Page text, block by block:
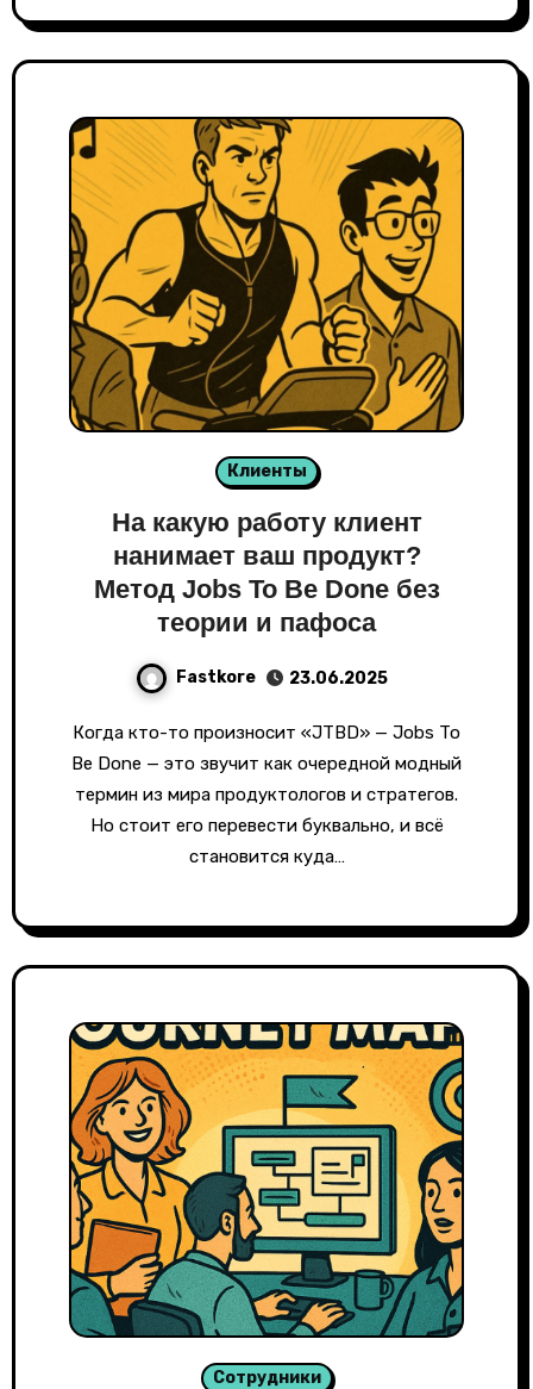
Клиенты
На какую работу клиент
нанимает ваш продукт?
Метод Jobs To Be Done без
теории и пафоса
Fastkore 23.06.2025
Когда кто-то произносит «JTBD» — Jobs To
Be Done — это звучит как очередной модный
термин из мира продуктологов и стратегов.
Но стоит его перевести буквально, и всё
становится куда…
Сотрудники